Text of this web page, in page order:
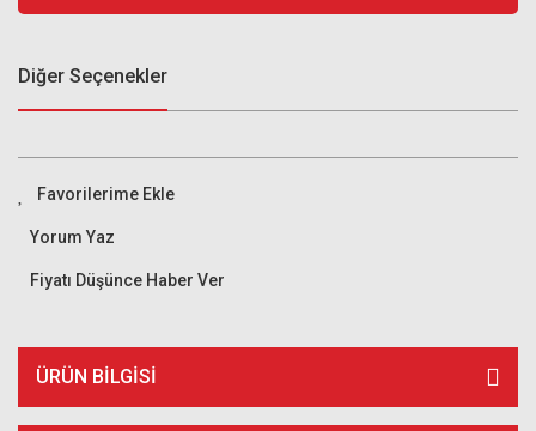
Diğer Seçenekler
Yorum Yaz
Fiyatı Düşünce Haber Ver
ÜRÜN BILGISI